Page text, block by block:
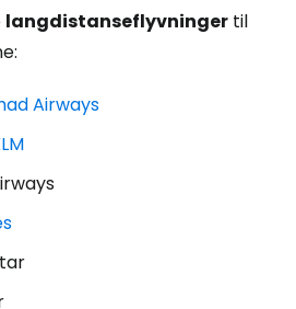
langdistanseflyvninger til
Airways